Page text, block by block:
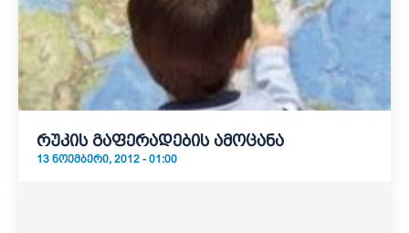
რუკის გაფერადების ამოცანა
13 ᲜᲝᲔᲛᲑᲔᲠᲘ, 2012 - 01:00